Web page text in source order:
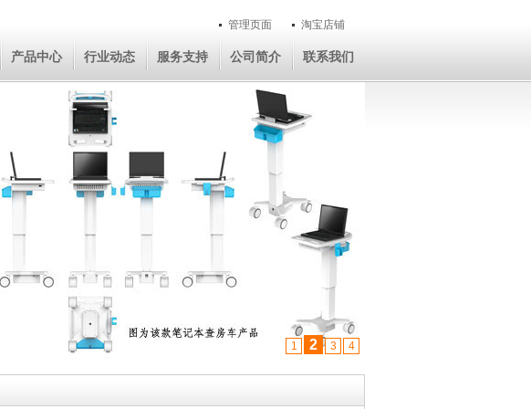
淘宝店铺
管理页面
联系我们
公司简介
服务支持
行业动态
产品中心
1 2 3 4